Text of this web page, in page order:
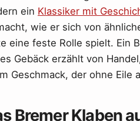
ein Klassiker mit
wie er sich von
eine feste Rolle spielt. Ein
Gebäck erzählt von
Geschmack, der ohne Eile
Bremer Klaben